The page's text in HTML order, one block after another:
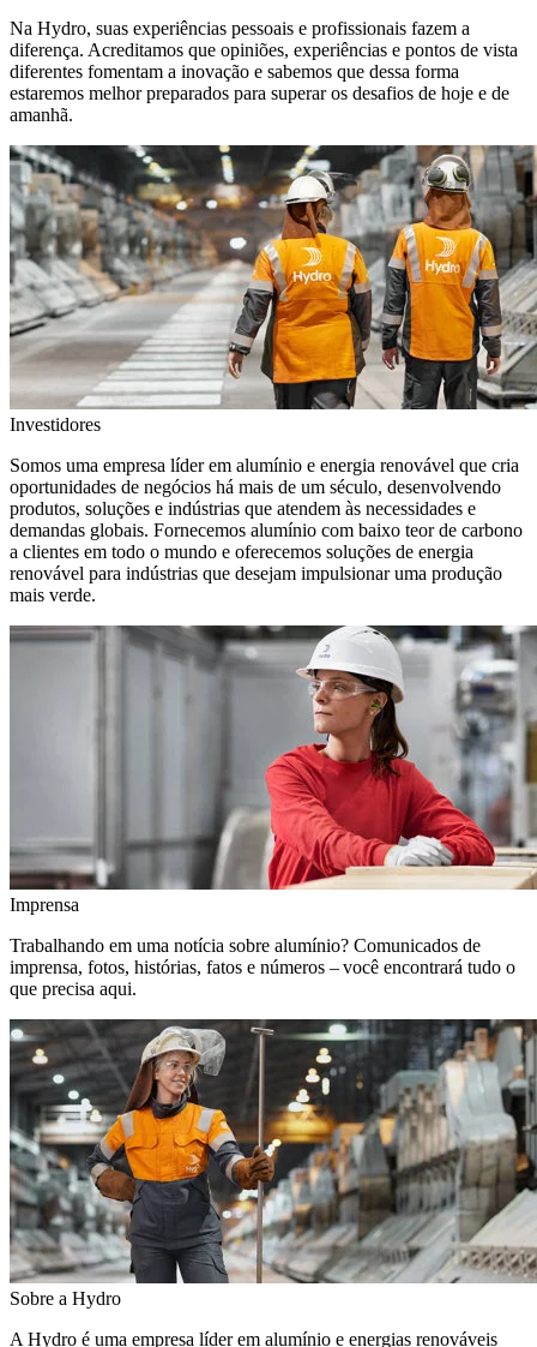
Na Hydro, suas experiências pessoais e profissionais fazem a
diferença. Acreditamos que opiniões, experiências e pontos de vista
diferentes fomentam a inovação e sabemos que dessa forma
estaremos melhor preparados para superar os desafios de hoje e de
amanhã.
Investidores
Somos uma empresa líder em alumínio e energia renovável que cria
oportunidades de negócios há mais de um século, desenvolvendo
produtos, soluções e indústrias que atendem às necessidades e
demandas globais. Fornecemos alumínio com baixo teor de carbono
a clientes em todo o mundo e oferecemos soluções de energia
renovável para indústrias que desejam impulsionar uma produção
mais verde.
Imprensa
Trabalhando em uma notícia sobre alumínio? Comunicados de
imprensa, fotos, histórias, fatos e números – você encontrará tudo o
que precisa aqui.
Sobre a Hydro
A Hydro é uma empresa líder em alumínio e energias renováveis